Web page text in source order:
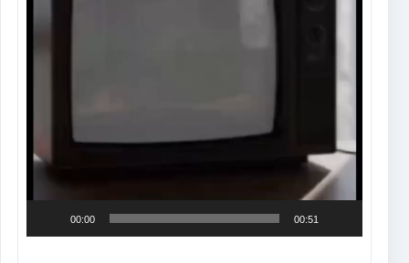
00:00 00:51